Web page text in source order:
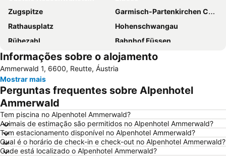
Zugspitze
Garmisch-Partenkirchen Casino
Rathausplatz
Hohenschwangau
Rübezahl
Bahnhof Füssen
Plansee
Alpenhof
Landhaus Auf der Gsteig
da noi
São Pedro e São Paulo
bigBox Allgäu
Informações sobre o alojamento
Ammerwald 1, 6600, Reutte, Áustria
Mostrar mais
Perguntas frequentes sobre Alpenhotel
Ammerwald
Tem piscina no Alpenhotel Ammerwald?
Animais de estimação são permitidos no Alpenhotel Ammerwald?
Tem estacionamento disponível no Alpenhotel Ammerwald?
Qual é o horário de check-in e check-out no Alpenhotel Ammerwald?
Onde está localizado o Alpenhotel Ammerwald?